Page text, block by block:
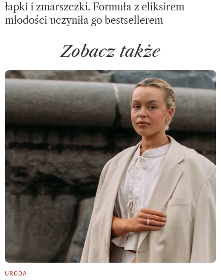
łapki i zmarszczki. Formuła z eliksirem
młodości uczyniła go bestsellerem
Zobacz także
URODA